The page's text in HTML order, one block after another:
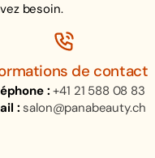
besoin.
de contact
:+41 21 588 08 83
: salon@panabeauty.ch